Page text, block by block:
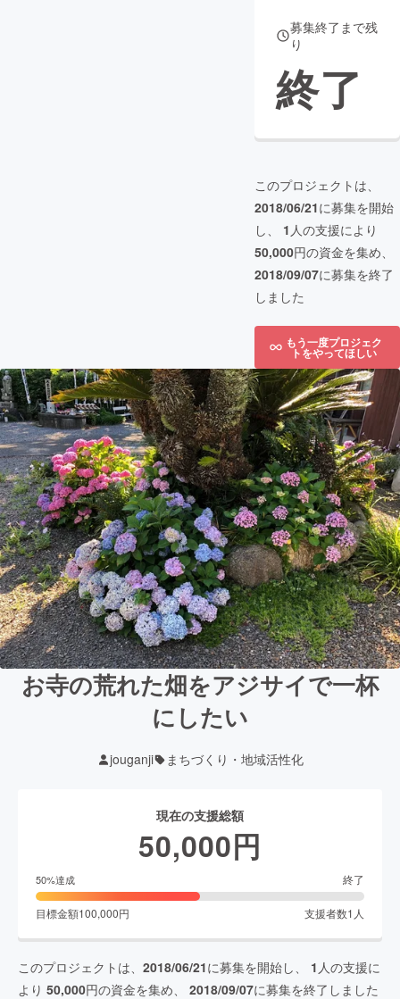
募集終了まで残
り
終了
このプロジェクトは、
2018/06/21に募集を開始
し、 1 人の支援により
50,000円の資金を集め、
2018/09/07に募集を終了
しました
もう一度プロジェク
トをやってほしい
お寺の荒れた畑をアジサイで一杯
にしたい
jouganji まちづくり・地域活性化
現在の支援総額
50,000円
50%達成 終了
目標金額100,000円 支援者数1 人
このプロジェクトは、 2018/06/21に募集を開始し、 1 人の支援に
より 50,000円の資金を集め、 2018/09/07に募集を終了しました